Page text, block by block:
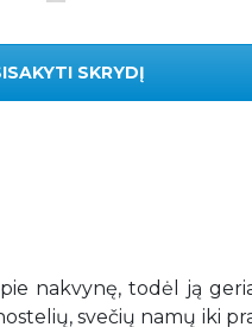
SKRYDĮ
nakvynę, todėl ją
svečių namų iki